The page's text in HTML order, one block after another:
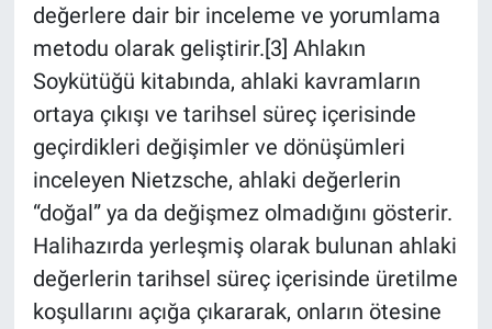
değerlere dair bir inceleme ve yorumlama
metodu olarak geliştirir.[3] Ahlakın
Soykütüğü kitabında, ahlaki kavramların
ortaya çıkışı ve tarihsel süreç içerisinde
geçirdikleri değişimler ve dönüşümleri
inceleyen Nietzsche, ahlaki değerlerin
“doğal” ya da değişmez olmadığını gösterir.
Halihazırda yerleşmiş olarak bulunan ahlaki
değerlerin tarihsel süreç içerisinde üretilme
koşullarını açığa çıkararak, onların ötesine